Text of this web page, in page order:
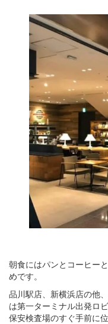
朝食にはパンとコーヒー
めです。
品川駅店、新横浜店の他
は第一ターミナル出発ロ
保安検査場のすぐ手前に